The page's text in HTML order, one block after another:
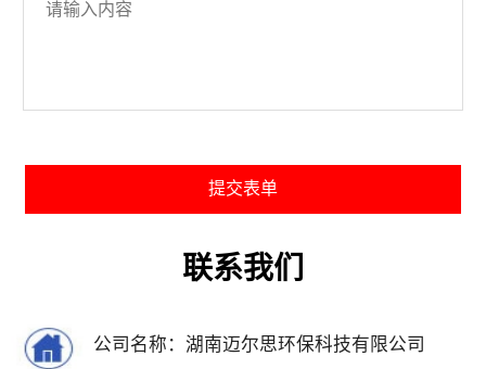
联系我们
公司名称：湖南迈尔思环保科技有限公司